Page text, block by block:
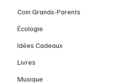
Coin Grands-Parents
Écologie
Idées Cadeaux
Livres
Musique